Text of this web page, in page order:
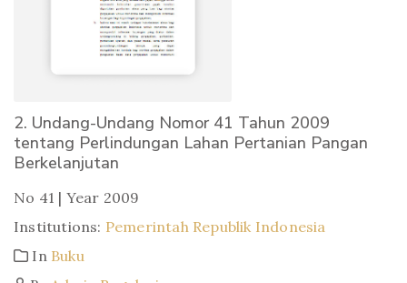
2. Undang-Undang Nomor 41 Tahun 2009
tentang Perlindungan Lahan Pertanian Pangan
Berkelanjutan
No 41 | Year 2009
Institutions: Pemerintah Republik Indonesia
In Buku